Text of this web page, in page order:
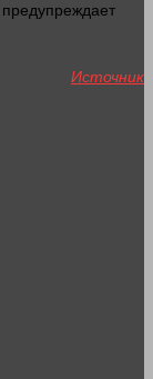
предупреждает
Источник